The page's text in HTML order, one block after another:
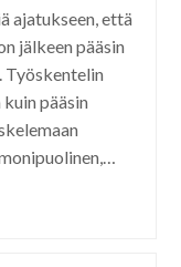
ajatukseen, että
jälkeen pääsin
Työskentelin
pääsin